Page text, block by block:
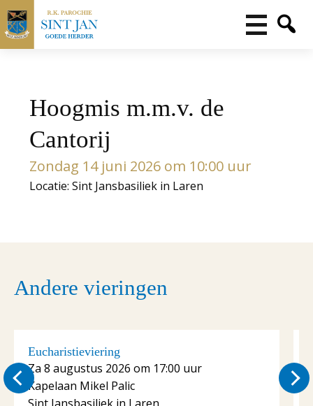
Hoogmis m.m.v. de
Cantorij
Zondag 14 juni 2026 om 10:00 uur
Locatie: Sint Jansbasiliek in Laren
Andere vieringen
Eucharistieviering
Za 8 augustus 2026 om 17:00 uur
Kapelaan Mikel Palic